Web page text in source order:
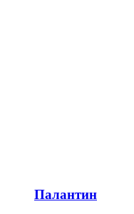
Палантин